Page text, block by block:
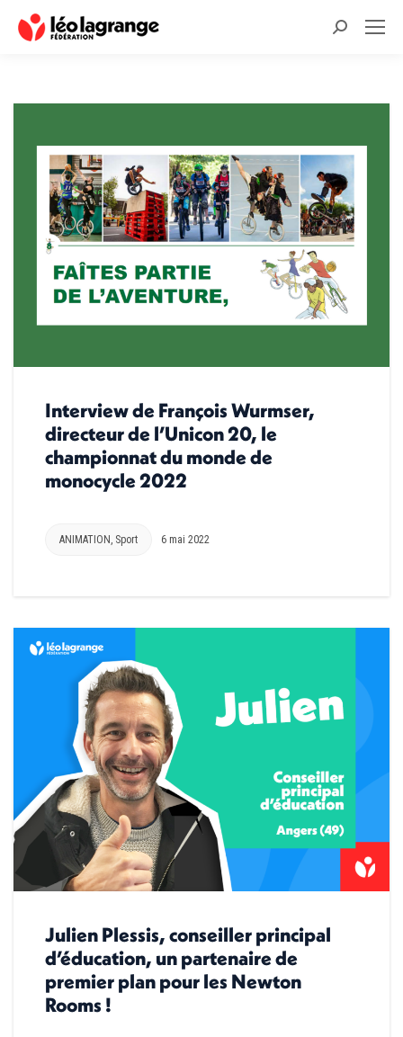
Recherche
Interview de François Wurmser,
directeur de l’Unicon 20, le
championnat du monde de
monocycle 2022
ANIMATION, Sport 6 mai 2022
Julien Plessis, conseiller principal
d’éducation, un partenaire de
premier plan pour les Newton
Rooms !